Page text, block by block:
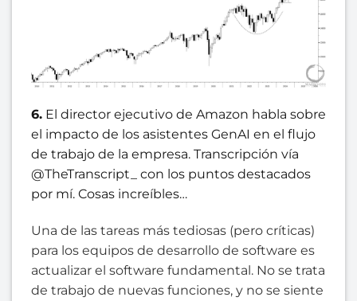
6. El director ejecutivo de Amazon habla sobre
el impacto de los asistentes GenAI en el flujo
de trabajo de la empresa. Transcripción vía
@TheTranscript_ con los puntos destacados
por mí. Cosas increíbles…
Una de las tareas más tediosas (pero críticas)
para los equipos de desarrollo de software es
actualizar el software fundamental. No se trata
de trabajo de nuevas funciones, y no se siente